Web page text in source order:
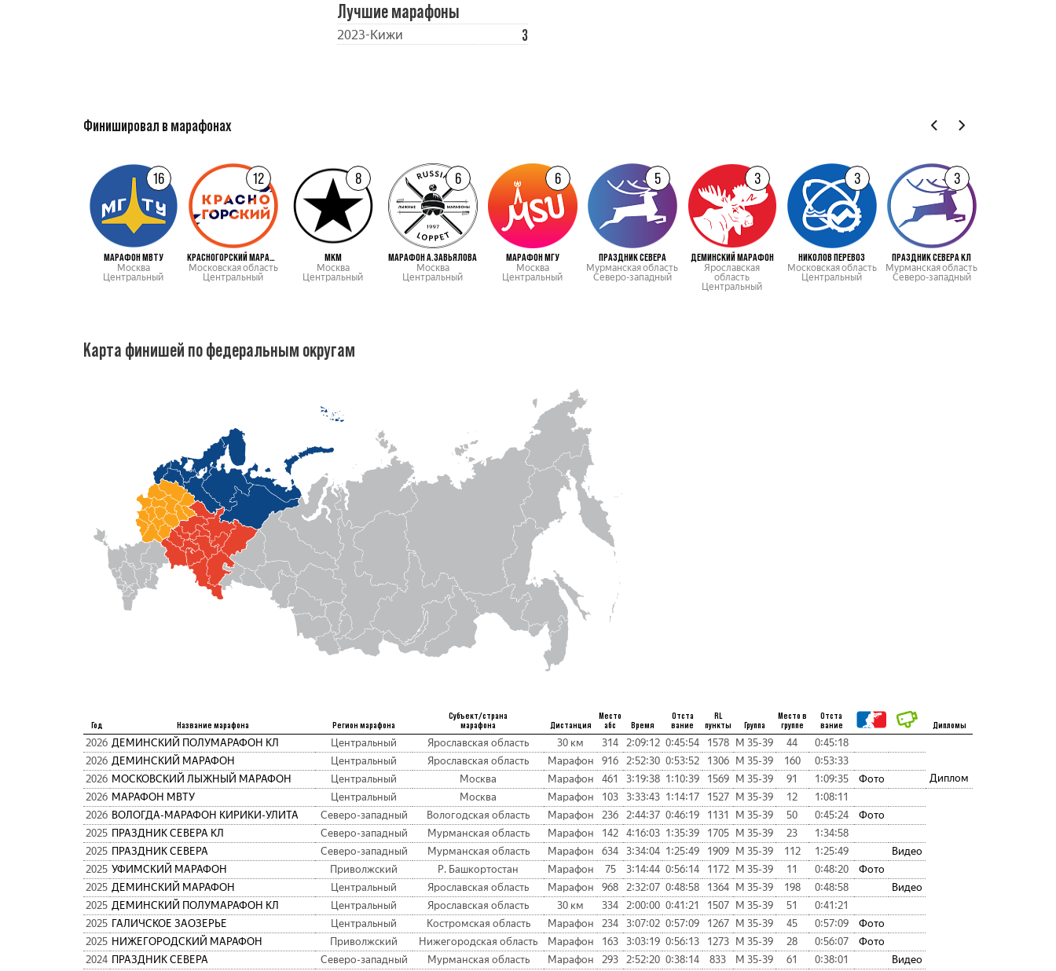
Лучшие марафоны
2023-Кижи 3
Финишировал в марафонах
16
МАРАФОН МВТУ
Москва
Центральный
12
КРАСНОГОРСКИЙ МАРАФОН
Московская область
Центральный
8
МКМ
Москва
Центральный
6
МАРАФОН А.ЗАВЬЯЛОВА
Москва
Центральный
6
МАРАФОН МГУ
Москва
Центральный
5
ПРАЗДНИК СЕВЕРА
Мурманская область
Северо-западный
3
ДЕМИНСКИЙ МАРАФОН
Ярославская
область
Центральный
3
НИКОЛОВ ПЕРЕВОЗ
Московская область
Центральный
3
ПРАЗДНИК СЕВЕРА КЛ
Мурманская область
Северо-западный
Карта финишей по федеральным округам
Год Название марафона Регион марафона
Субъект/страна
марафона
Дистанция
Место
абс
Время
Отста
вание
RL
пункты
Группа
Место в
группе
Отста
вание
Дипломы
2026 ДЕМИНСКИЙ ПОЛУМАРАФОН КЛ Центральный Ярославская область 30 км 314 2:09:12 0:45:54 1578 М 35-39 44
0:45:18
2026 ДЕМИНСКИЙ МАРАФОН Центральный Ярославская область Марафон 916 2:52:30 0:53:52 1306 М 35-39 160
0:53:33
2026 МОСКОВСКИЙ ЛЫЖНЫЙ МАРАФОН Центральный Москва Марафон 461 3:19:38 1:10:39 1569 М 35-39 91 1:09:35 Фото
Диплом
2026 МАРАФОН МВТУ Центральный Москва Марафон 103 3:33:43 1:14:17 1527 М 35-39 12
1:08:11
2026 ВОЛОГДА-МАРАФОН КИРИКИ-УЛИТА Северо-западный Вологодская область Марафон 236 2:44:37 0:46:19 1131 М 35-39 50 0:45:24
Фото
2025 ПРАЗДНИК СЕВЕРА КЛ Северо-западный Мурманская область Марафон 142 4:16:03 1:35:39 1705 М 35-39 23
1:34:58
2025 ПРАЗДНИК СЕВЕРА Северо-западный Мурманская область Марафон 634 3:34:04 1:25:49 1909 М 35-39 112 1:25:49
Видео
2025 УФИМСКИЙ МАРАФОН Приволжский Р. Башкортостан Марафон 75 3:14:44 0:56:14 1172 М 35-39 11 0:48:20
Фото
2025 ДЕМИНСКИЙ МАРАФОН Центральный Ярославская область Марафон 968 2:32:07 0:48:58 1364 М 35-39 198 0:48:58
Видео
2025 ДЕМИНСКИЙ ПОЛУМАРАФОН КЛ Центральный Ярославская область 30 км 334 2:00:00 0:41:21 1507 М 35-39 51
0:41:21
2025 ГАЛИЧСКОЕ ЗАОЗЕРЬЕ Центральный Костромская область Марафон 234 3:07:02 0:57:09 1267 М 35-39 45 0:57:09
Фото
2025 НИЖЕГОРОДСКИЙ МАРАФОН Приволжский Нижегородская область Марафон 163 3:03:19 0:56:13 1273 М 35-39 28 0:56:07
Фото
2024 ПРАЗДНИК СЕВЕРА Северо-западный Мурманская область Марафон 293 2:52:20 0:38:14 833 М 35-39 61 0:38:01
Видео